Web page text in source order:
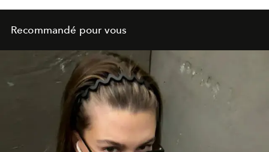
Recommandé pour vous